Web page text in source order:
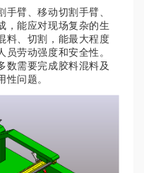
臂、移动切割手臂、
，能应对现场复杂的生
料、切割，能最大程度
劳动强度和安全性。
数需要完成胶料混料及
性问题。